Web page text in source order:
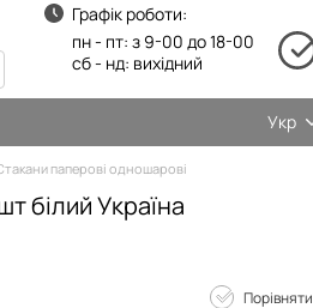
Графік роботи:
пн - пт: з 9-00 до 18-00
сб - нд: вихідний
Укр
паперові одношарові
білий Україна
Порівняти